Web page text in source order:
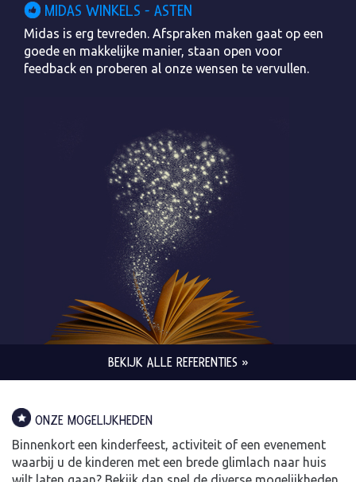
MIDAS WINKELS - ASTEN
Midas is erg tevreden. Afspraken maken gaat op een
goede en makkelijke manier, staan open voor
feedback en proberen al onze wensen te vervullen.
BEKIJK ALLE REFERENTIES »
ONZE MOGELIJKHEDEN
Binnenkort een kinderfeest, activiteit of een evenement
waarbij u de kinderen met een brede glimlach naar huis